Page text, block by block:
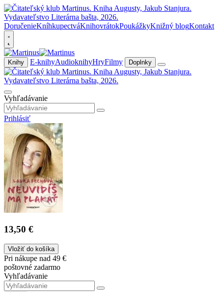
DoručenieKníhkupectváKnihovrátokPoukážkyKnižný blogKontakt
Knihy E-knihyAudioknihyHryFilmy Doplnky
Vyhľadávanie
Prihlásiť
13,50 €
Vložiť do košíka
Pri nákupe nad 49 €
poštovné zadarmo
Vyhľadávanie